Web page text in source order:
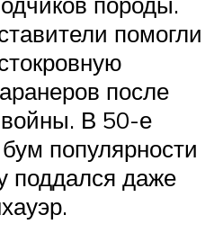
помогли
после
В 50-е
популярности
поддался даже